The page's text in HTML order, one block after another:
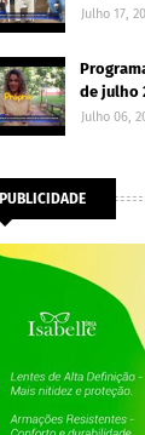
Julho 17,
de julho
Julho 06,
PUBLICIDADE